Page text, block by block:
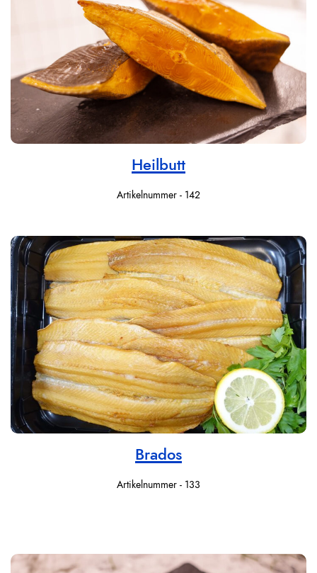
Heilbutt
Artikelnummer - 142
Brados
Artikelnummer - 133